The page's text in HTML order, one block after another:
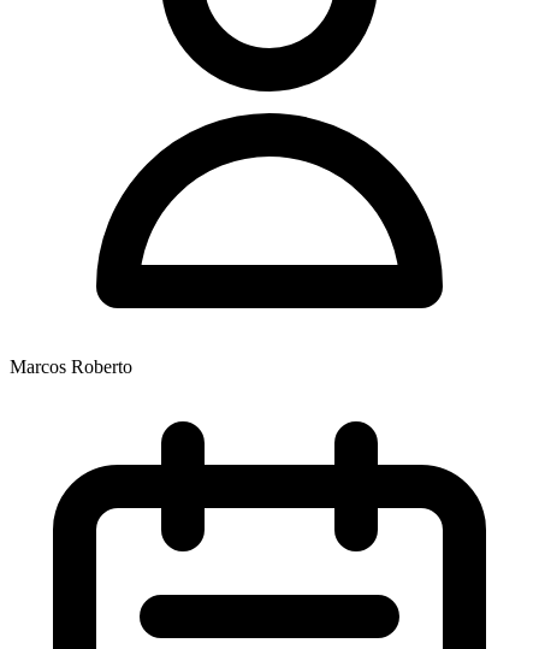
Marcos Roberto